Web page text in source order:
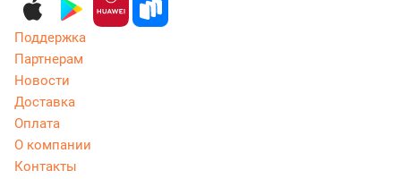
Поддержка
Партнерам
Новости
Доставка
Оплата
О компании
Контакты